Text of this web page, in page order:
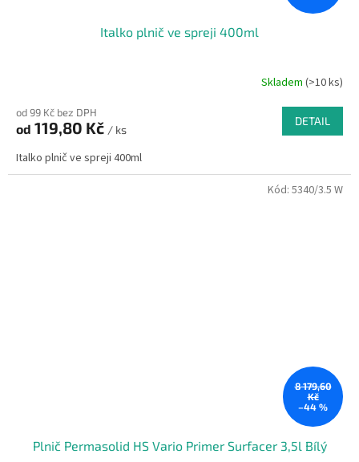
Italko plnič ve spreji 400ml
Skladem (>10 ks)
od 99 Kč bez DPH
od 119,80 Kč / ks
DETAIL
Italko plnič ve spreji 400ml
8 179,60
Kč
–44 %
Plnič Permasolid HS Vario Primer Surfacer 3,5l Bílý
Kód: 5340/3.5 W